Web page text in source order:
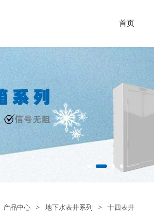
首页
产品中心 > 地下水表井系列 > 十四表井